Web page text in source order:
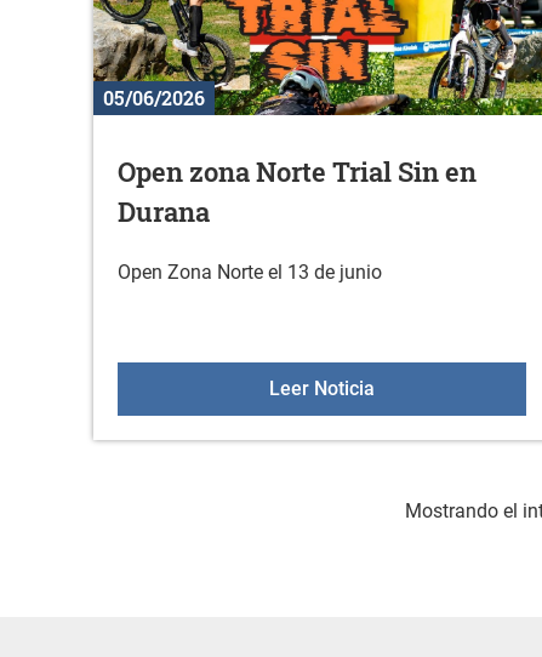
05/06/2026
Open zona Norte Trial Sin en
Durana
Open Zona Norte el 13 de junio
Leer NoticiaOpen zona Norte
Mostrando el